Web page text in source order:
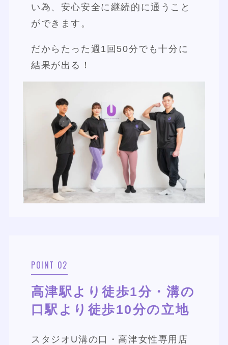
い為、安心安全に継続的に通うこと
ができます。
だからたった週1回50分でも十分に
結果が出る！
POINT 02
高津駅より徒歩1分・溝の
口駅より徒歩10分の立地
スタジオU溝の口・高津女性専用店